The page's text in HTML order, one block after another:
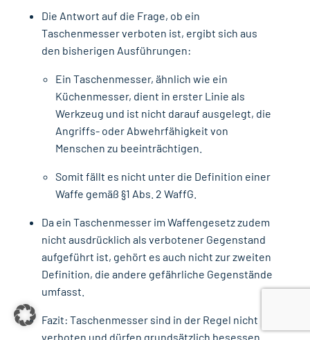
Die Antwort auf die Frage, ob ein
Taschenmesser verboten ist, ergibt sich aus
den bisherigen Ausführungen:
Ein Taschenmesser, ähnlich wie ein
Küchenmesser, dient in erster Linie als
Werkzeug und ist nicht darauf ausgelegt, die
Angriffs- oder Abwehrfähigkeit von
Menschen zu beeinträchtigen.
Somit fällt es nicht unter die Definition einer
Waffe gemäß §1 Abs. 2 WaffG.
Da ein Taschenmesser im Waffengesetz zudem
nicht ausdrücklich als verbotener Gegenstand
aufgeführt ist, gehört es auch nicht zur zweiten
Definition, die andere gefährliche Gegenstände
umfasst.
Fazit: Taschenmesser sind in der Regel nicht
verboten und dürfen grundsätzlich besessen